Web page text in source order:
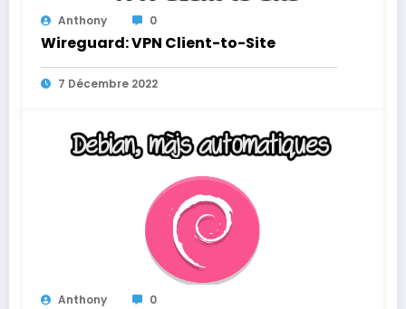
Anthony 0
Wireguard: VPN Client-to-Site
7 Décembre 2022
Anthony 0